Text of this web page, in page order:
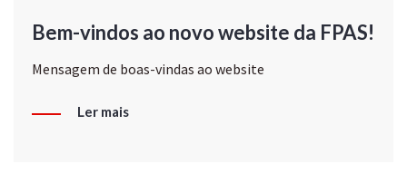
Bem-vindos ao novo website da FPAS!
Mensagem de boas-vindas ao website
Ler mais